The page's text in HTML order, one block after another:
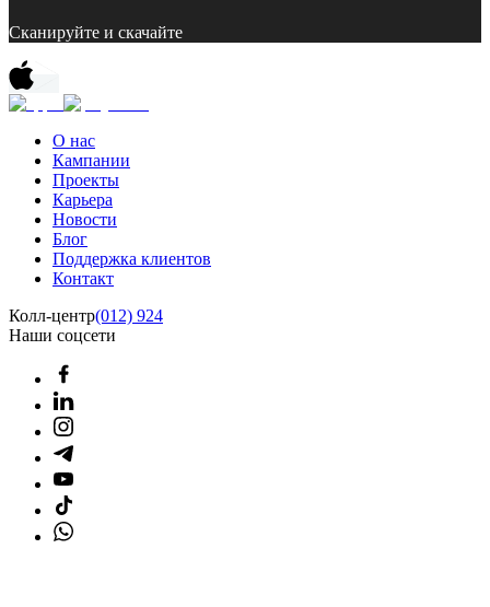
Сканируйте и скачайте
О нас
Кампании
Проекты
Карьера
Новости
Блог
Поддержка клиентов
Контакт
Колл-центр(012) 924
Наши соцсети